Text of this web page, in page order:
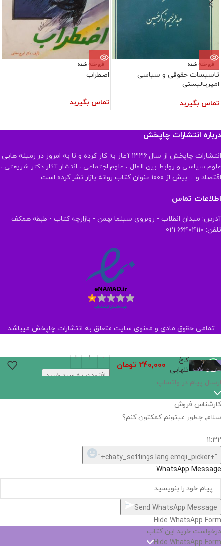
فروخته شده
تاسیسات حقوقی و سیاسی
امپریالیستی
تماس بگیرید
فروخته شده
اضطراب
تماس بگیرید
درباره انتشارات چاپخش
انتشارات چاپخش از سال ۱۳۳۶ آغاز به کار کرده و تا به امروز در زمینه هایی
علوم سیاسی و روابط بین الملل ، علوم اجتماعی ، انتشار آثار دکتر شریعتی ،
اقتصاد و ... بیش از ۱۰۰۰ عنوان کتاب روانه بازار نشر کرده است .
اطلاعات تماس
آدرس: میدان انقلاب - روبروی سینما بهمن - بازارچه کتاب - طبقه همکف
تلفن: ۶۶۴۰۴۱۱۰ 021
تمامی حقوق مادی و معنوی سایت متعلق به انتشارات چاپخش میباشد.
کاخ
تنهایی 240,000 تومان
افزودن به سبد خرید
اگر
نیست,
شاید
بتونیم
تهیه
Hide
chaty
ارسال پیام در واتساپ